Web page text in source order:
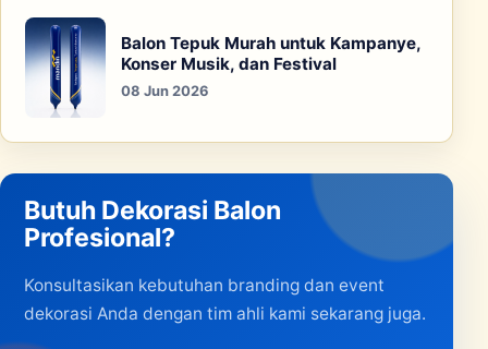
Balon Tepuk Murah untuk Kampanye,
Konser Musik, dan Festival
08 Jun 2026
Butuh Dekorasi Balon
Profesional?
Konsultasikan kebutuhan branding dan event
dekorasi Anda dengan tim ahli kami sekarang juga.